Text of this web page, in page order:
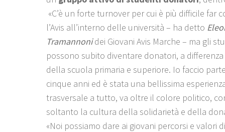
«C’è un forte turnover per cui è più difficile far
l’Avis all’interno delle università – ha detto
Tramannonidei Giovani Avis Marche – ma gli
possono subito diventare donatori, a differenza
della scuola primaria e superiore. Io faccio
cinque anni ed è stata una bellissima
trasversale a tutto, va oltre il colore politico,
soltanto la cultura della solidarietà e della
«Noi possiamo dare ai giovani percorsi e valori